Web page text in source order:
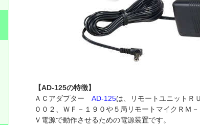
【AD-125の特徴】
ＡＣアダプターAD-125は、リモートユニットＲ
００２、ＷＦ－１９０や５局リモートマイクＲＭ
Ｖ電源で動作させるための電源装置です。